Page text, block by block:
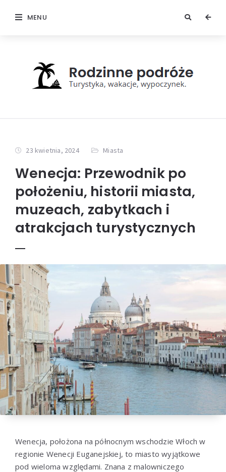
MENU
23 kwietnia, 2024 Miasta
Wenecja: Przewodnik po
położeniu, historii miasta,
muzeach, zabytkach i
atrakcjach turystycznych
Wenecja, położona na północnym wschodzie Włoch w
regionie Wenecji Euganejskiej, to miasto wyjątkowe
pod wieloma względami. Znana z malowniczego